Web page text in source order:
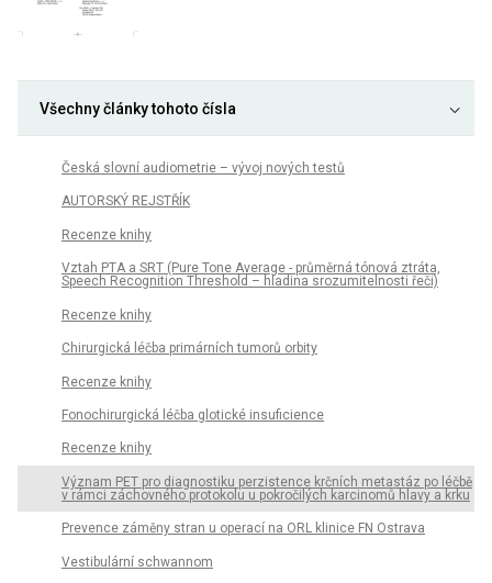
Všechny články tohoto čísla
Česká slovní audiometrie – vývoj nových testů
AUTORSKÝ REJSTŘÍK
Recenze knihy
Vztah PTA a SRT (Pure Tone Average - průměrná tónová ztráta,
Speech Recognition Threshold – hladina srozumitelnosti řeči)
Recenze knihy
Chirurgická léčba primárních tumorů orbity
Recenze knihy
Fonochirurgická léčba glotické insuficience
Recenze knihy
Význam PET pro diagnostiku perzistence krčních metastáz po léčbě
v rámci záchovného protokolu u pokročilých karcinomů hlavy a krku
Prevence záměny stran u operací na ORL klinice FN Ostrava
Vestibulární schwannom